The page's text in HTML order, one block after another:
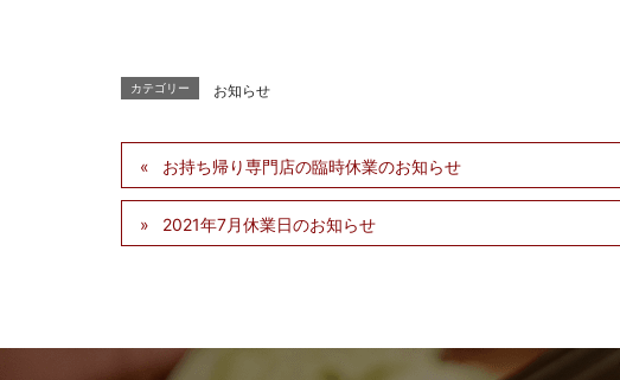
カテゴリー お知らせ
お持ち帰り専門店の臨時休業のお知らせ
2021年7月休業日のお知らせ